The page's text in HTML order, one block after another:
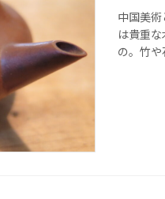
中国美
は貴重
の。竹